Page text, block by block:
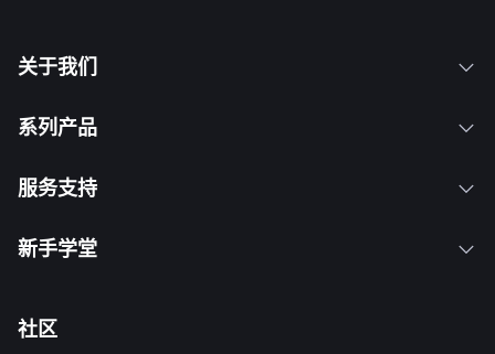
关于我们
系列产品
服务支持
新手学堂
社区